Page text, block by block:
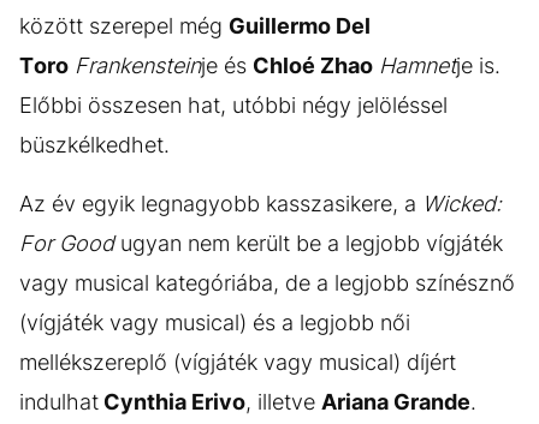
között szerepel még Guillermo Del
Toro Frankensteinje és Chloé Zhao Hamnetje is.
Előbbi összesen hat, utóbbi négy jelöléssel
büszkélkedhet.
Az év egyik legnagyobb kasszasikere, a Wicked:
For Goodugyan nem került be a legjobb vígjáték
vagy musical kategóriába, de a legjobb színésznő
(vígjáték vagy musical) és a legjobb női
mellékszereplő (vígjáték vagy musical) díjért
indulhat Cynthia Erivo, illetve Ariana Grande.